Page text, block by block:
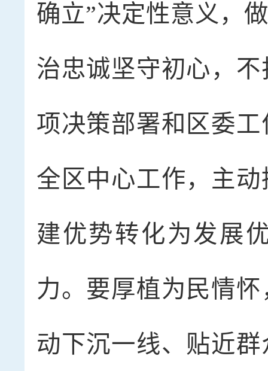
确立”决定性意义，
治忠诚坚守初心，
项决策部署和区委
全区中心工作，主
建优势转化为发展
力。要厚植为民情
动下沉一线、贴近